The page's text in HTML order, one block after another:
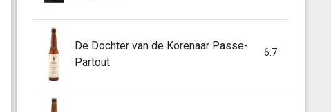
De Dochter van de Korenaar Passe-
Partout
6.7